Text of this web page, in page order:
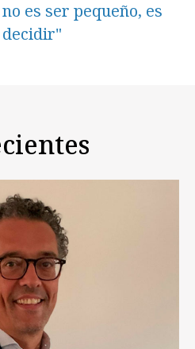
es ser pequeño, es